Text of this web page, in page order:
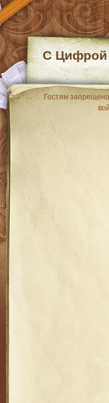
С Цифрой
Гостям